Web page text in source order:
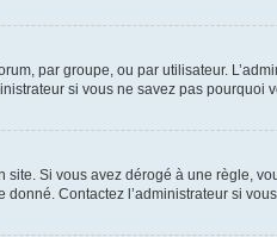
par groupe, ou par utilisateur.
si vous ne savez pas pourquoi
Si vous avez dérogé à une règle,
Contactez l’administrateur si